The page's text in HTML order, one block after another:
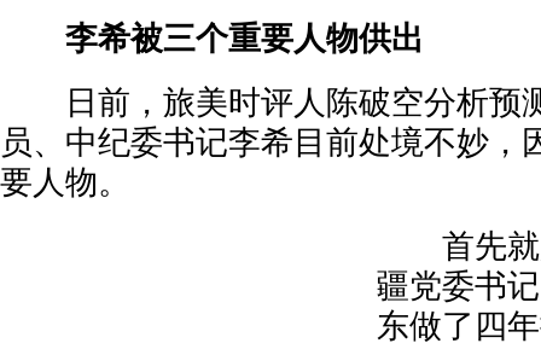
李希被三个重要人物供出
日前，旅美时评人陈破空分析预
员、中纪委书记李希目前处境不妙，
要人物。
首先就
疆党委书
东做了四